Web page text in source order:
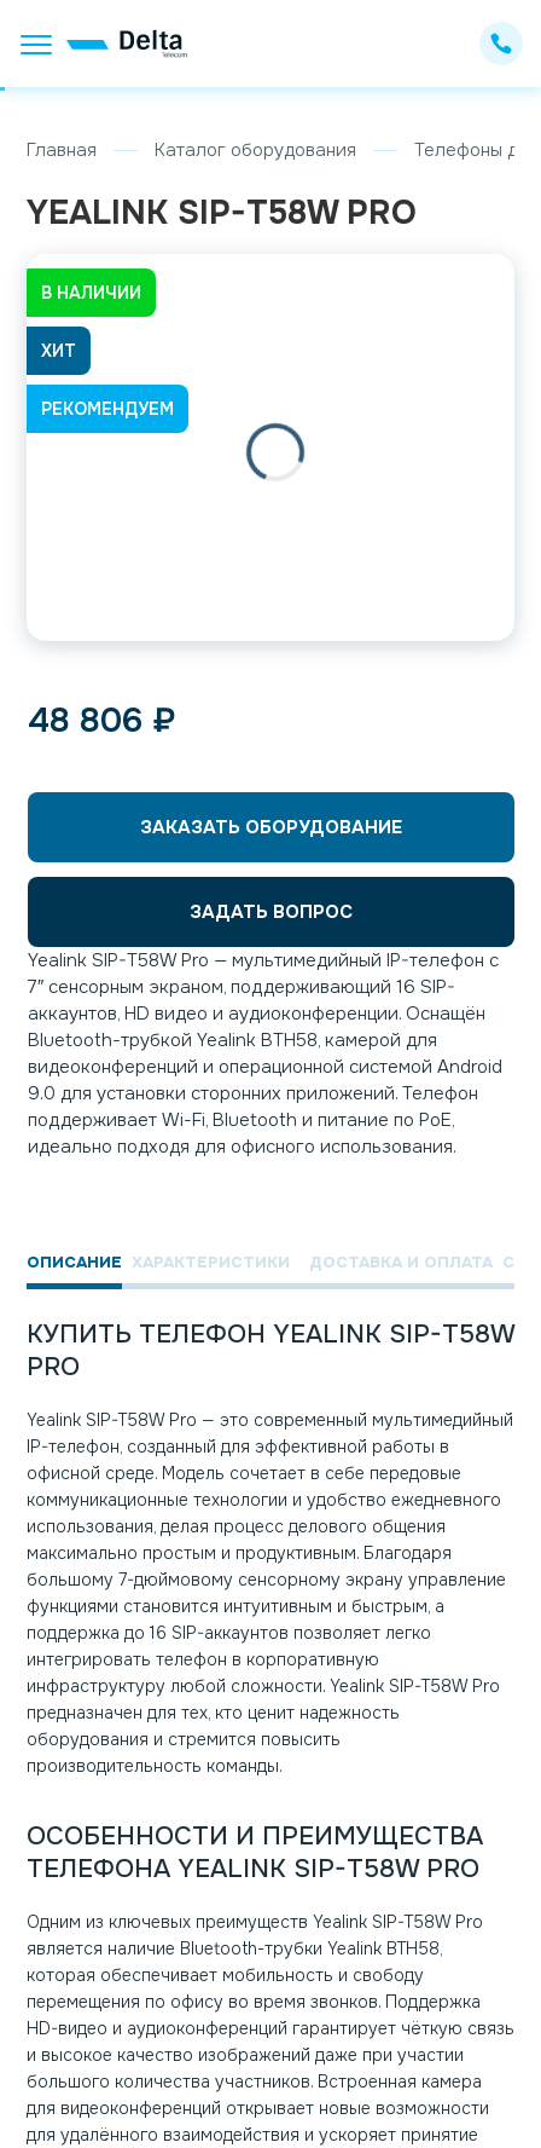
Главная Каталог оборудования Телефоны
YEALINK SIP-T58W PRO
В НАЛИЧИИ
ХИТ
РЕКОМЕНДУЕМ
Yealink SIP-T58W Pro — мультимедийный IP-телефон с
7″ сенсорным экраном, поддерживающий 16 SIP-
аккаунтов, HD видео и аудиоконференции. Оснащён
Bluetooth-трубкой Yealink BTH58, камерой для
видеоконференций и операционной системой Android
9.0 для установки сторонних приложений. Телефон
поддерживает Wi-Fi, Bluetooth и питание по PoE,
идеально подходя для офисного использования.
48 806 ₽
ЗАКАЗАТЬ ОБОРУДОВАНИЕ
ЗАДАТЬ ВОПРОС
ОПИСАНИЕ ХАРАКТЕРИСТИКИ ДОСТАВКА И ОПЛАТА
КУПИТЬ ТЕЛЕФОН YEALINK SIP-T58W
PRO
Yealink SIP-T58W Pro — это современный мультимедийный
IP-телефон, созданный для эффективной работы в
офисной среде. Модель сочетает в себе передовые
коммуникационные технологии и удобство ежедневного
использования, делая процесс делового общения
максимально простым и продуктивным. Благодаря
большому 7-дюймовому сенсорному экрану управление
функциями становится интуитивным и быстрым, а
поддержка до 16 SIP-аккаунтов позволяет легко
интегрировать телефон в корпоративную
инфраструктуру любой сложности. Yealink SIP-T58W Pro
предназначен для тех, кто ценит надежность
оборудования и стремится повысить
производительность команды.
ОСОБЕННОСТИ И ПРЕИМУЩЕСТВА
ТЕЛЕФОНА YEALINK SIP-T58W PRO
Одним из ключевых преимуществ Yealink SIP-T58W Pro
является наличие Bluetooth-трубки Yealink BTH58,
которая обеспечивает мобильность и свободу
перемещения по офису во время звонков. Поддержка
HD-видео и аудиоконференций гарантирует чёткую связь
и высокое качество изображений даже при участии
большого количества участников. Встроенная камера
для видеоконференций открывает новые возможности
для удалённого взаимодействия и ускоряет принятие